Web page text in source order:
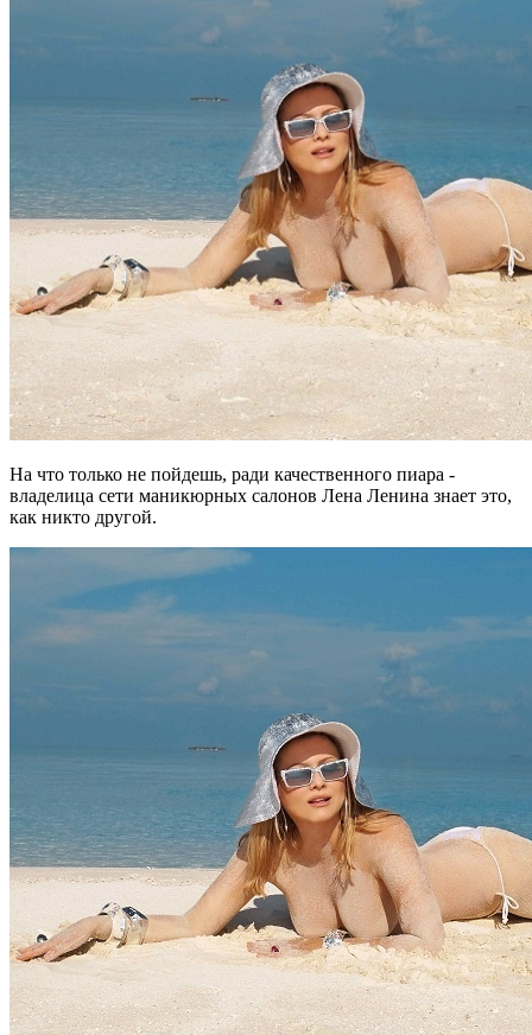
На что только не пойдешь, ради качественного пиара -
владелица сети маникюрных салонов Лена Ленина знает это,
как никто другой.